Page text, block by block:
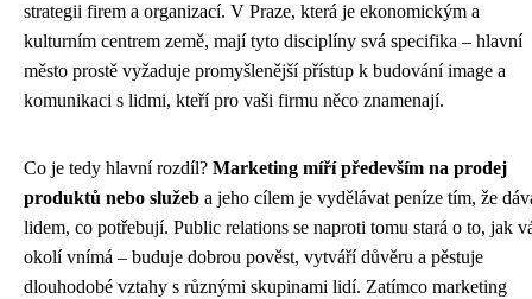
strategii firem a organizací. V Praze, která je ekonomickým a
kulturním centrem země, mají tyto disciplíny svá specifika – hlavní
město prostě vyžaduje promyšlenější přístup k budování image a
komunikaci s lidmi, kteří pro vaši firmu něco znamenají.
Co je tedy hlavní rozdíl? Marketing míří především na prodej
produktů nebo služeb a jeho cílem je vydělávat peníze tím, že
lidem, co potřebují. Public relations se naproti tomu stará o to, jak
okolí vnímá – buduje dobrou pověst, vytváří důvěru a pěstuje
dlouhodobé vztahy s různými skupinami lidí. Zatímco marketing